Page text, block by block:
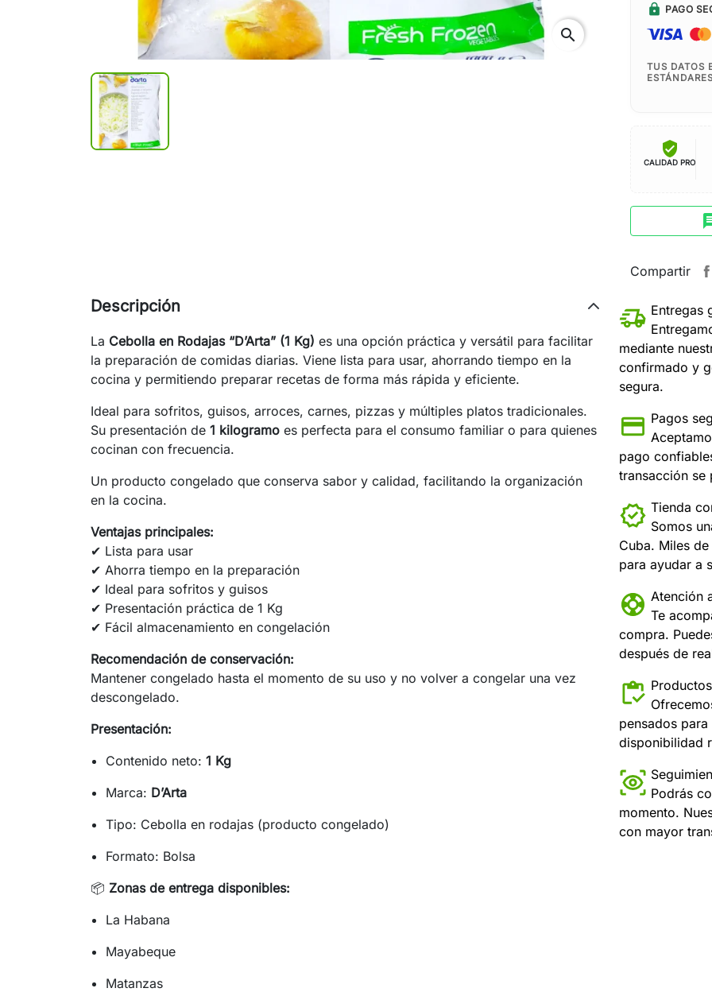
search
lock PAGO
TUS DATOS
verified_user
CALIDAD PRO
Compartir
Entregas
mediante
confirmado y
segura.
Pagos
pago
transacción se
Tienda
Somos
Cuba. Miles
para ayudar a
Atención
Te
compra.
después de
pensados
disponibilidad
Podrás
momento.
con mayor
Descripción
La Cebolla en Rodajas “D’Arta” (1 Kg) es una opción práctica y versátil para facilitar
la preparación de comidas diarias. Viene lista para usar, ahorrando tiempo en la
cocina y permitiendo preparar recetas de forma más rápida y eficiente.
Ideal para sofritos, guisos, arroces, carnes, pizzas y múltiples platos tradicionales.
Su presentación de 1 kilogramo es perfecta para el consumo familiar o para quienes
cocinan con frecuencia.
Un producto congelado que conserva sabor y calidad, facilitando la organización
en la cocina.
Ventajas principales:
✔ Lista para usar
✔ Ahorra tiempo en la preparación
✔ Ideal para sofritos y guisos
✔ Presentación práctica de 1 Kg
✔ Fácil almacenamiento en congelación
Recomendación de conservación:
Mantener congelado hasta el momento de su uso y no volver a congelar una vez
descongelado.
Presentación:
Contenido neto:1 Kg
Marca: D’Arta
Tipo: Cebolla en rodajas (producto congelado)
Formato: Bolsa
📦 Zonas de entrega disponibles:
La Habana
Mayabeque
Matanzas